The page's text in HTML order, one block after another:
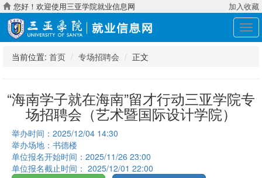
您好！欢迎使用三亚学院就业信息网 加入收藏
展
开
当前位置: 首页 专场招聘会 正文
“海南学子就在海南”留才行动三亚学院专
场招聘会（艺术暨国际设计学院）
举办时间：2025/12/04 14:30
举办场地：书德楼
单位报名开始时间：2025/11/26 23:00
单位报名截止时间： 2025/12/01 22:00